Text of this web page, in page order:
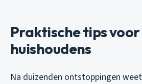
Praktische tips
huishoudens
Na duizenden ontstoppingen